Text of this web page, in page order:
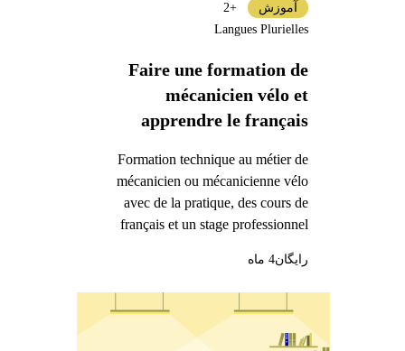
Faire une formation de
mécanicien vélo et
apprendre le français
Formation technique au métier de
mécanicien ou mécanicienne vélo
avec de la pratique, des cours de
français et un stage professionnel
آموزش
+2
Langues Plurielles
رایگان4 ماه